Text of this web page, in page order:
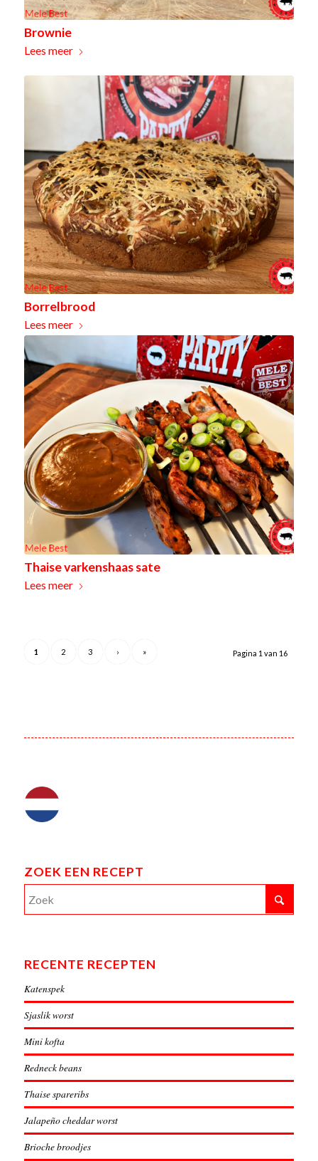
Brownie
Lees meer
Borrelbrood
Lees meer
Thaise varkenshaas sate
Lees meer
Pagina 1 van 16
1 2 3 › »
ZOEK EEN RECEPT
RECENTE RECEPTEN
Katenspek
Sjaslik worst
Mini kofta
Redneck beans
Thaise spareribs
Jalapeño cheddar worst
Brioche broodjes